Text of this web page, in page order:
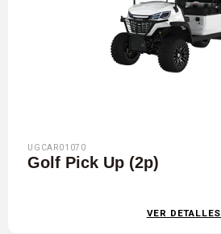
UGCAR01070
Golf Pick Up (2p)
VER DETALLES